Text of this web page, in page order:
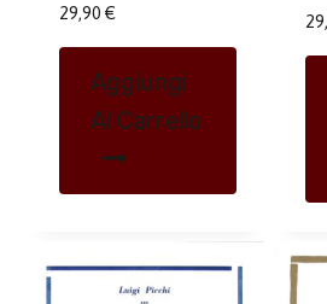
29,90 €
Aggiungi
Al Carrello